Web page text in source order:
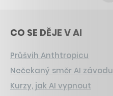
CO SE DĚJE V AI
Průšvih Anthtropicu
Nečekaný směr AI závodu
Kurzy, jak AI vypnout